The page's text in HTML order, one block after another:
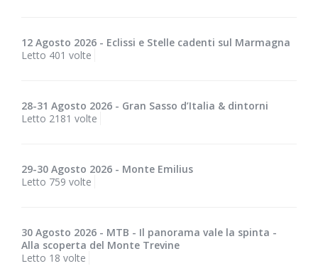
12 Agosto 2026 - Eclissi e Stelle cadenti sul Marmagna
Letto 401 volte
28-31 Agosto 2026 - Gran Sasso d’Italia & dintorni
Letto 2181 volte
29-30 Agosto 2026 - Monte Emilius
Letto 759 volte
30 Agosto 2026 - MTB - Il panorama vale la spinta -
Alla scoperta del Monte Trevine
Letto 18 volte